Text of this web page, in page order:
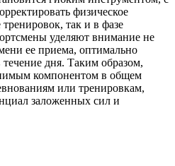
физическое
так и в фазе
уделяют внимание не
ее приема, оптимально
течение дня. Таким образом,
компонентом в общем
или тренировкам,
заложенных сил и